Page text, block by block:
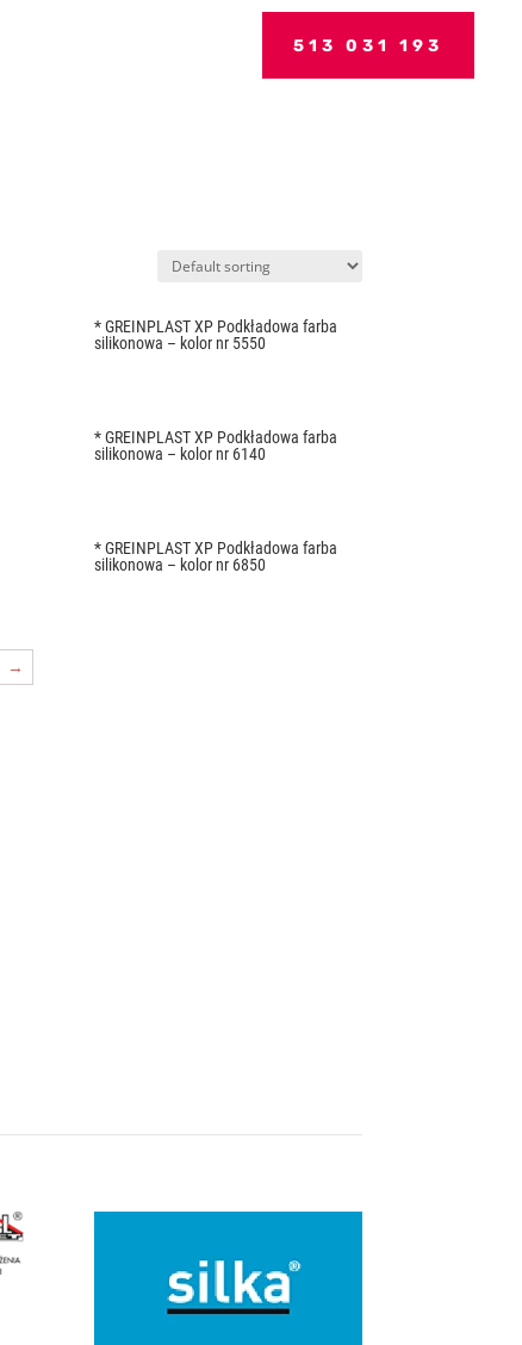
513 031 193
* GREINPLAST XP Podkładowa farba
silikonowa – kolor nr 5550
* GREINPLAST XP Podkładowa farba
silikonowa – kolor nr 6140
* GREINPLAST XP Podkładowa farba
silikonowa – kolor nr 6850
→